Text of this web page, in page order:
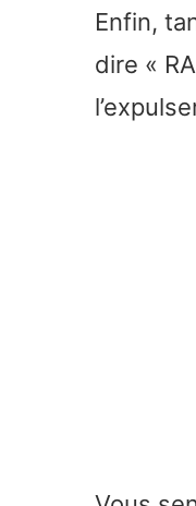
Enfin,
dire «